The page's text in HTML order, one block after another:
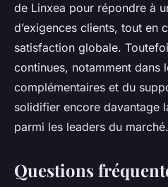
de Linxea pour répondre à
d’exigences clients, tout en
satisfaction globale.
continues, notamment dans
complémentaires et du
solidifier encore davantage
parmi les leaders du marché.
Questions